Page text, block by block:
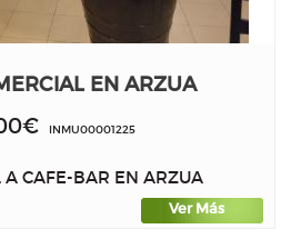
EN ARZUA
INMU00001225
A CAFE-BAR EN ARZUA
Ver Más